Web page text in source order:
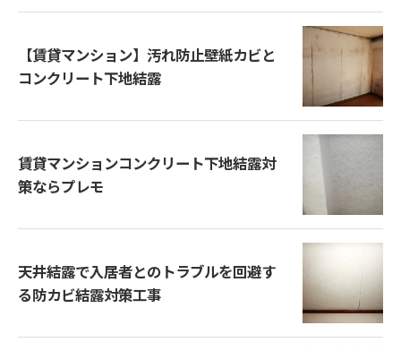
【賃貸マンション】汚れ防止壁紙カビと
コンクリート下地結露
賃貸マンションコンクリート下地結露対
策ならプレモ
天井結露で入居者とのトラブルを回避す
る防カビ結露対策工事